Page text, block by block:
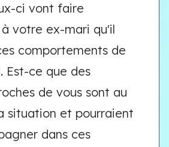
ci vont faire
votre ex-mari qu'il
comportements de
Est-ce que des
de vous sont au
situation et pourraient
dans ces